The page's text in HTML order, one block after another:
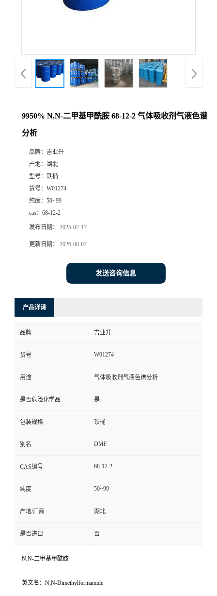
9950% N,N-二甲基甲酰胺 68-12-2 气体吸收剂气液色谱
分析
品牌： 吉业升
产地： 湖北
型号： 铁桶
货号： W01274
纯度： 50~99
cas： 68-12-2
发布日期： 2025-02-17
更新日期： 2026-08-07
发送咨询信息
产品详请
品牌 吉业升
货号 W01274
用途 气体吸收剂气液色谱分析
是否危险化学品 是
包装规格 铁桶
别名 DMF
CAS编号 68-12-2
纯度 50~99
产地/厂商 湖北
是否进口 否
N,N-二甲基甲酰胺
英文名：N,N-Dimethylformamide